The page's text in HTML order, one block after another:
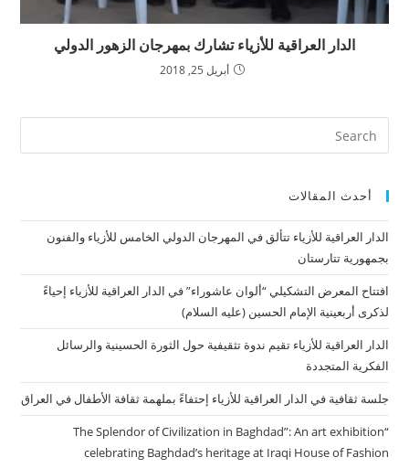
الدار العراقية للأزياء تشارك بمهرجان الزهور الدولي
أبريل 25, 2018
أحدث المقالات
الدار العراقية للأزياء تتألق في المهرجان الدولي الخامس للأزياء والفنون
بجمهورية تتارستان
افتتاح المعرض التشكيلي “ألوان عاشوراء” في الدار العراقية للأزياء إحياءً
لذكرى أربعينية الإمام الحسين (عليه السلام)
الدار العراقية للأزياء تقيم ندوة تثقيفية حول الثورة الحسينية والرسائل
الفكرية المتجددة
جلسة ثقافية في الدار العراقية للأزياء إحتفاءً بملهمة ثقافة الأطفال في العراق
“The Splendor of Civilization in Baghdad”: An art exhibition
celebrating Baghdad’s heritage at Iraqi House of Fashion